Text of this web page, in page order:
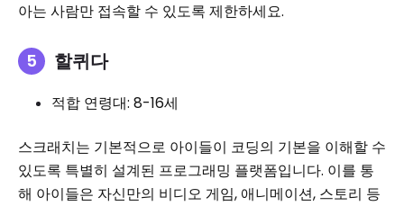
아는 사람만 접속할 수 있도록 제한하세요.
할퀴다
적합 연령대: 8-16세
스크래치는 기본적으로 아이들이 코딩의 기본을 이해할 수
있도록 특별히 설계된 프로그래밍 플랫폼입니다. 이를 통
해 아이들은 자신만의 비디오 게임, 애니메이션, 스토리 등